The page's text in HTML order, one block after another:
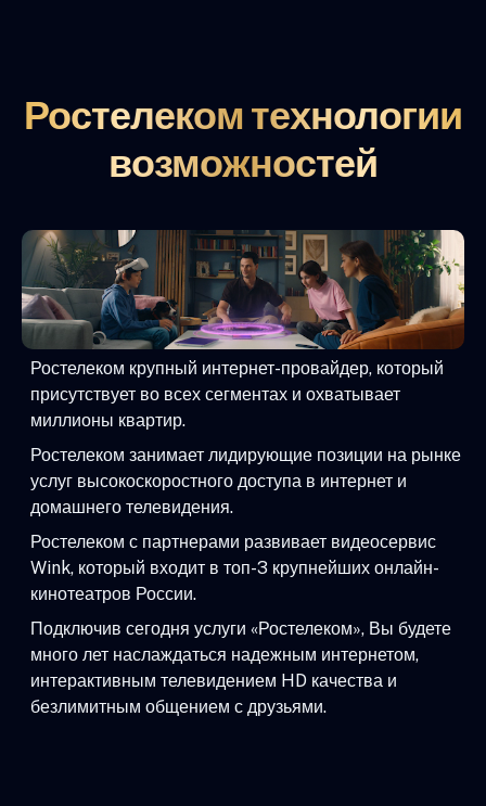
Ростелеком технологии
возможностей
Ростелеком крупный интернет-провайдер, который
присутствует во всех сегментах и охватывает
миллионы квартир.
Ростелеком занимает лидирующие позиции на рынке
услуг высокоскоростного доступа в интернет и
домашнего телевидения.
Ростелеком с партнерами развивает видеосервис
Wink, который входит в топ-3 крупнейших онлайн-
кинотеатров России.
Подключив сегодня услуги «Ростелеком», Вы будете
много лет наслаждаться надежным интернетом,
интерактивным телевидением HD качества и
безлимитным общением с друзьями.